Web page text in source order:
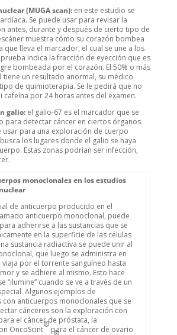
(MUGA scan):en este estudio se
Se puede usar para revisar la
antes, durante y después de cierto tipo de
muestra cómo su corazón bombea
que lleva el marcador, el cual se une a los
indica la fracción de eyección que es
bombeada por el corazón. El 50% o más
tiene un resultado anormal, su médico
de quimioterapia. Se le pedirá que no
cafeína por 24 horas antes del examen.
galio:el galio-67 es el marcador que se
para detectar cáncer en ciertos órganos.
usar para una exploración de cuerpo
los lugares donde el galio se haya
Estas zonas podrían ser infección,
monoclonales en los estudios
de anticuerpo producido en el
anticuerpo monoclonal, puede
adherirse a las sustancias que se
en la superficie de las células
sustancia radiactiva se puede unir al
que luego se administra en
viaja por el torrente sanguíneo hasta
y se adhiere al mismo. Esto hace
“ilumine” cuando se ve a través de un
Algunos ejemplos de
con anticuerpos monoclonales que se
cánceres son la exploración con
el cáncer de próstata, la
OncoScint
®
para el cáncer de ovario